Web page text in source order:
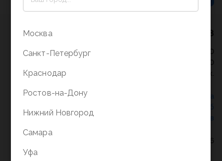
8 (800) 5000-338
Режим работы - 9:30-20:00
в выходные и праздники - 10:00-19:00
без перерыва и выходных.
Политика конфиденциальности
СОГЛАСИЕ на
Соглашение об
использовании cookie-файлов
© Планета книги, 1998-2026
Москва
Санкт-Петербург
Краснодар
Ростов-на-Дону
Нижний Новгород
Самара
Уфа